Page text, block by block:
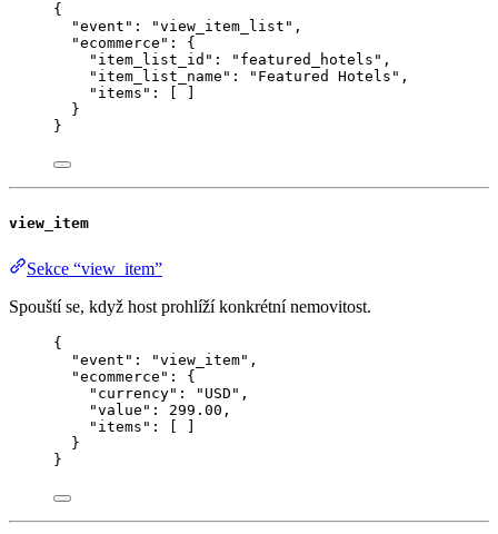
{
"event" : "view_item_list " ,
"ecommerce" : {
"item_list_id" : " featured_hotels " ,
"item_list_name" : " Featured Hotels " ,
"items" : [ ]
}
}
view_item
Sekce “view_item”
Spouští se, když host prohlíží konkrétní nemovitost.
{
"event" : "view_item" ,
"ecommerce" : {
"currency" : " USD " ,
"value" : 299.00 ,
"items" : [ ]
}
}